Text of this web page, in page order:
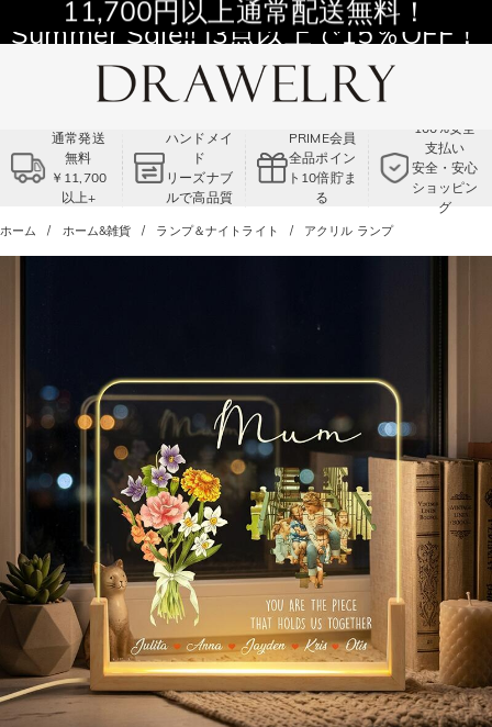
11,700円以上通常配送無料！
Summer Sale!! |3点以上で15％OFF！
コード:VS2
通常発送
無料
￥11,700
以上+
ハンドメイ
ド
リーズナブ
ルで高品質
PRIME会員
全品ポイン
ト10倍貯ま
る
100%安全
支払い
安全・安心
ショッピン
グ
ホーム ホーム&雑貨 ランプ＆ナイトライト アクリル ランプ